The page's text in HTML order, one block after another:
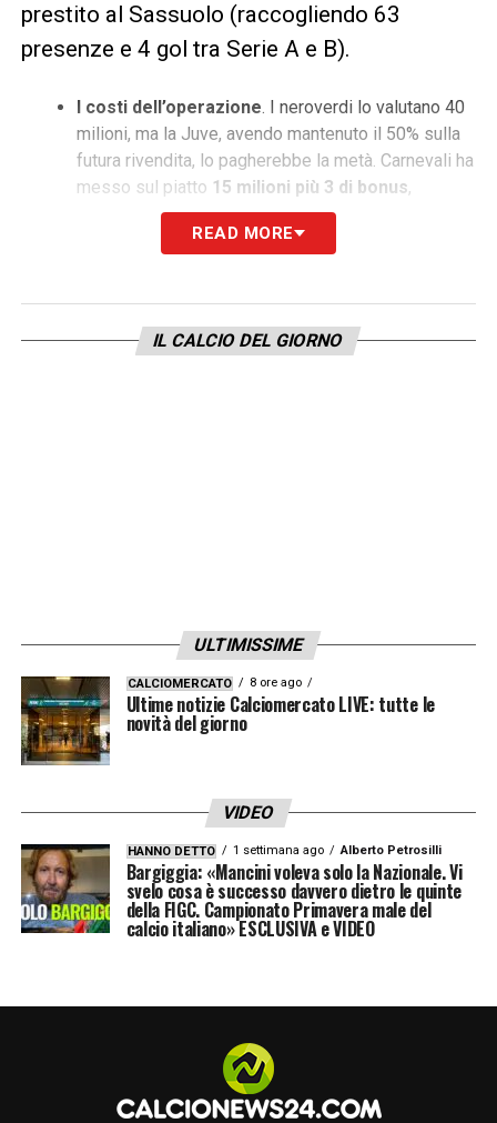
prestito al Sassuolo (raccogliendo 63
presenze e 4 gol tra Serie A e B).
I costi dell’operazione. I neroverdi lo valutano 40
milioni, ma la Juve, avendo mantenuto il 50% sulla
futura rivendita, lo pagherebbe la metà. Carnevali ha
messo sul piatto 15 milioni più 3 di bonus,
avvicinandosi sensibilmente alla fatidica quota di
giocatore per circa 2 milioni a stagione. Alla
Continassa lo aspetta uno sponsor speciale: il suo
grande amico Kenan Yildiz, conosciuto ai tempi
fronte a offerte convincenti, la società non
porrebbe veti. Sono in fase di valutazione
anche Federico Gatti (stimato 20-25 milioni),
Lloyd Kelly (richiesto in Premier League),
sacrificabile per 40 milioni.
Centravanti e portiere: i tasselli mancanti.
Spalletti aspetta con ansia i colpi nei ruoli
nevralgici.
l’interesse dell’Aston Villa per Zion Suzuki
potrebbe liberare l’argentino. Attenzione, perché lo
stesso portiere del Parma (che ha appena
READ MORE
IL CALCIO DEL GIORNO
ULTIMISSIME
CALCIOMERCATO 8 ore ago
Ultime notizie Calciomercato LIVE: tutte le
novità del giorno
VIDEO
HANNO DETTO 1 settimana ago Alberto Petrosilli
Bargiggia: «Mancini voleva solo la Nazionale. Vi
svelo cosa è successo davvero dietro le quinte
della FIGC. Campionato Primavera male del
calcio italiano» ESCLUSIVA e VIDEO